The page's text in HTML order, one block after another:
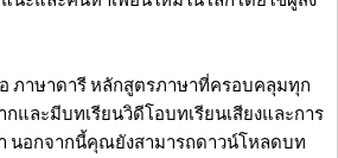
ภาษาดารี หลักสูตรภาษาที่ครอบคลุมทุก
และมีบทเรียนวิดีโอบทเรียนเสียงและการ
นอกจากนี้คุณยังสามารถดาวน์โหลดบท